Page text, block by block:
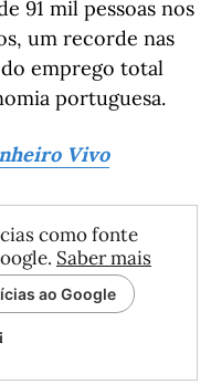
91 mil pessoas nos
um recorde nas
emprego total
portuguesa.
Vivo
como fonte
Saber mais
ao Google